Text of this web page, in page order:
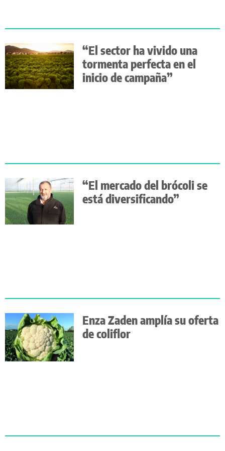
“El sector ha vivido una
tormenta perfecta en el
inicio de campaña”
“El mercado del brócoli se
está diversificando”
Enza Zaden amplía su oferta
de coliflor